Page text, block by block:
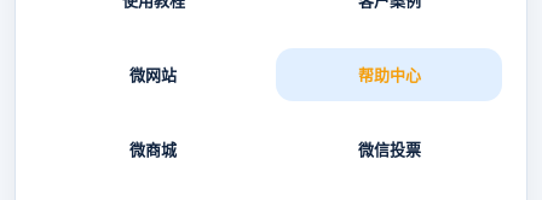
微网站 帮助中心
微商城 微信投票